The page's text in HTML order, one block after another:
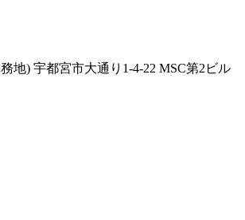
地) 宇都宮市大通り1-4-22 MSC第2ビル